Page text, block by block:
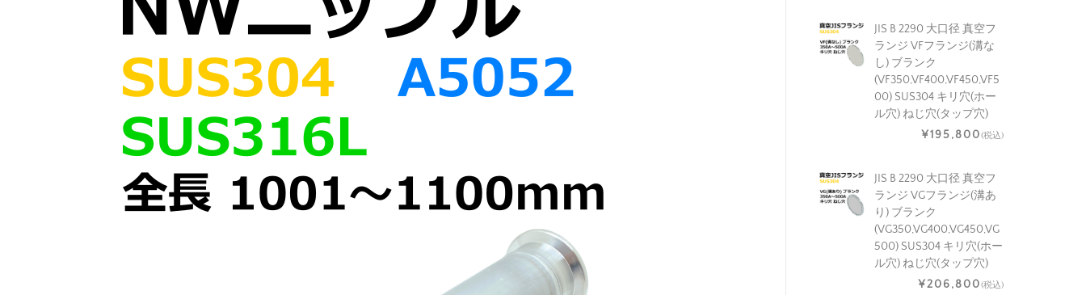
JIS B 2290 大口径 真空フ
ランジ VFフランジ(溝な
し) ブランク
(VF350,VF400,VF450,VF5
00) SUS304 キリ穴(ホー
ル穴) ねじ穴(タップ穴)
¥195,800(税込)
JIS B 2290 大口径 真空フ
ランジ VGフランジ(溝あ
り) ブランク
(VG350,VG400,VG450,VG
500) SUS304 キリ穴(ホー
ル穴) ねじ穴(タップ穴)
¥206,800(税込)